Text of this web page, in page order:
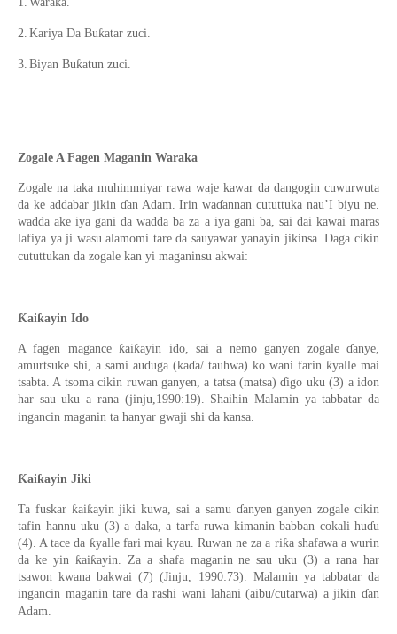
2. Kariya Da Buƙatar zuci.
3. Biyan Buƙatun zuci.
Zogale A Fagen Maganin Waraka
Zogale na taka muhimmiyar rawa waje kawar da dangogin cuwurwuta
da ke addabar jikin ɗan Adam. Irin waɗannan cututtuka nau’I biyu ne.
wadda ake iya gani da wadda ba za a iya gani ba, sai dai kawai maras
lafiya ya ji wasu alamomi tare da sauyawar yanayin jikinsa. Daga cikin
cututtukan da zogale kan yi maganinsu akwai:
Ƙaiƙayin Ido
A fagen magance ƙaiƙayin ido, sai a nemo ganyen zogale ɗanye,
amurtsuke shi, a sami auduga (kaɗa/ tauhwa) ko wani farin ƙyalle mai
tsabta. A tsoma cikin ruwan ganyen, a tatsa (matsa) ɗigo uku (3) a idon
har sau uku a rana (jinju,1990:19). Shaihin Malamin ya tabbatar da
ingancin maganin ta hanyar gwaji shi da kansa.
Ƙaiƙayin Jiki
Ta fuskar ƙaiƙayin jiki kuwa, sai a samu ɗanyen ganyen zogale cikin
tafin hannu uku (3) a daka, a tarfa ruwa kimanin babban cokali huɗu
(4). A tace da ƙyalle fari mai kyau. Ruwan ne za a riƙa shafawa a wurin
da ke yin ƙaiƙayin. Za a shafa maganin ne sau uku (3) a rana har
tsawon kwana bakwai (7) (Jinju, 1990:73). Malamin ya tabbatar da
ingancin maganin tare da rashi wani lahani (aibu/cutarwa) a jikin ɗan
Adam.